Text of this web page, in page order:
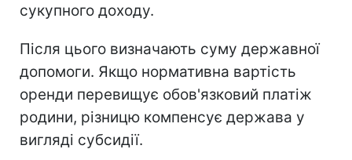
сукупного доходу.
Після цього визначають суму державної
допомоги. Якщо нормативна вартість
оренди перевищує обов'язковий платіж
родини, різницю компенсує держава у
вигляді субсидії.